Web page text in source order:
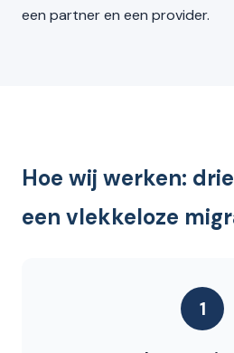
een partner en een provider.
Hoe wij werken:
een vlekkeloze
1